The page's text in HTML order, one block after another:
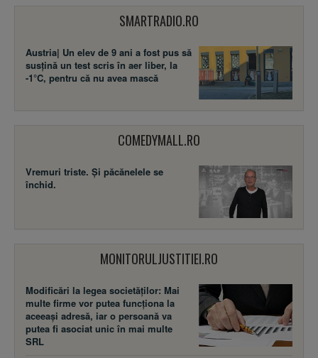
SMARTRADIO.RO
Austria| Un elev de 9 ani a fost pus să
susţină un test scris în aer liber, la
-1°C, pentru că nu avea mască
COMEDYMALL.RO
Vremuri triste. Şi păcănelele se
închid.
MONITORULJUSTITIEI.RO
Modificări la legea societăţilor: Mai
multe firme vor putea funcţiona la
aceeaşi adresă, iar o persoană va
putea fi asociat unic în mai multe
SRL